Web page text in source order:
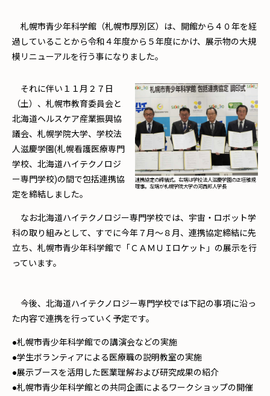
札幌市青少年科学館（札幌市厚別区）は、開館から４０年を経
過していることから令和４年度から５年度にかけ、展示物の大規
模リニューアルを行う事になりました。
連携協定の締結式。右端は学校法人滋慶学園の正垣雅規
理事。左端が札幌学院大学の河西邦人学長
それに伴い１１月２７日
（土）、札幌市教育委員会と
北海道ヘルスケア産業振興協
議会、札幌学院大学、学校法
人滋慶学園(札幌看護医療専門
学校、北海道ハイテクノロジ
ー専門学校)の間で包括連携協
定を締結しました。
なお北海道ハイテクノロジー専門学校では、宇宙・ロボット学
科の取り組みとして、すでに今年７月～８月、連携協定締結に先
立ち、札幌市青少年科学館で「ＣＡＭＵＩロケット」の展示を行
っています。
今後、北海道ハイテクノロジー専門学校では下記の事項に沿っ
た内容で連携を行っていく予定です。
●札幌市青少年科学館での講演会などの実施
●学生ボランティアによる医療職の説明教室の実施
●展示ブースを活用した医業理解および研究成果の紹介
●札幌市青少年科学館との共同企画によるワークショップの開催